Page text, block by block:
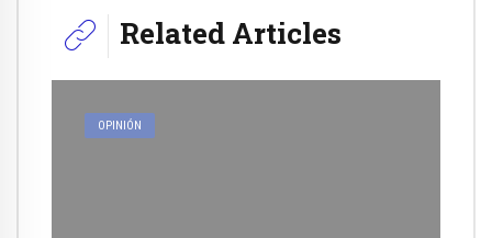
Related Articles
OPINIÓN